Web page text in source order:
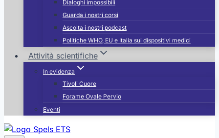
Dialoghi impossibili
Guarda i nostri corsi
Ascolta i nostri podcast
Politiche WHO, EU e Italia sui dispositivi medici
Attività scientifiche
In evidenza
Tivoli Cuore
Forame Ovale Pervio
Eventi